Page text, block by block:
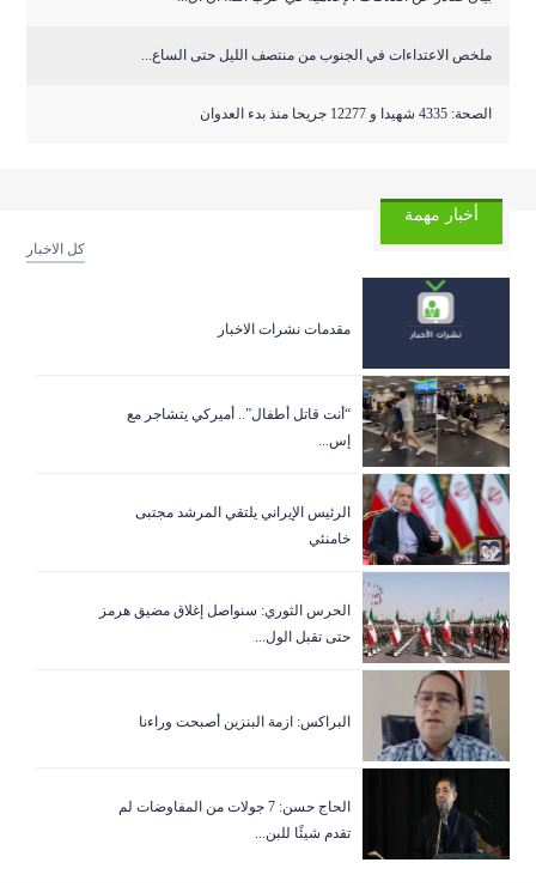
ملخص الاعتداءات في الجنوب من منتصف الليل حتى الساع...
الصحة: 4335 شهيدا و 12277 جريحا منذ بدء العدوان
أخبار مهمة
كل الاخبار
مقدمات نشرات الاخبار
“أنت قاتل أطفال”.. أميركي يتشاجر مع
إس...
الرئيس الإيراني يلتقي المرشد مجتبى
خامنئي
الحرس الثوري: سنواصل إغلاق مضيق هرمز
حتى تقبل الول...
البراكس: ازمة البنزين أصبحت وراءنا
الحاج حسن: 7 جولات من المفاوضات لم
تقدم شيئًا للبن...